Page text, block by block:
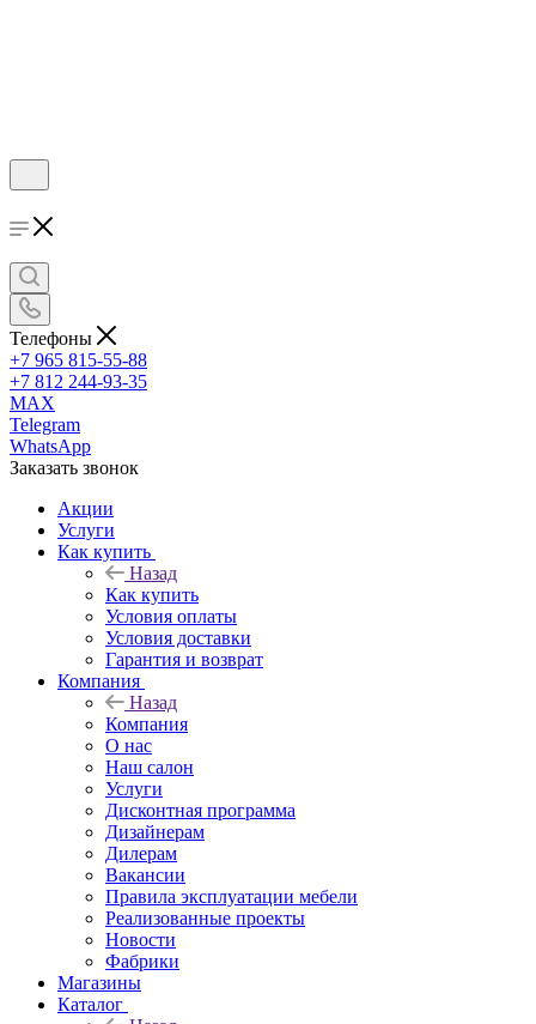
Телефоны
+7 965 815-55-88
+7 812 244-93-35
MAX
Telegram
WhatsApp
Заказать звонок
Акции
Услуги
Как купить
Назад
Как купить
Условия оплаты
Условия доставки
Гарантия и возврат
Компания
Назад
Компания
О нас
Наш салон
Услуги
Дисконтная программа
Дизайнерам
Дилерам
Вакансии
Правила эксплуатации мебели
Реализованные проекты
Новости
Фабрики
Магазины
Каталог